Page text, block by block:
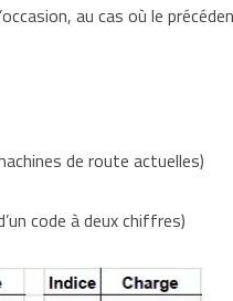
au cas où le
de route actuelles)
code à deux chiffres)